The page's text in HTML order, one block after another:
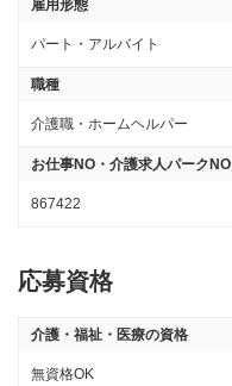
雇用形態
パート・アルバイト
職種
介護職・ホームヘルパー
お仕事NO・介護求人パークNO
867422
応募資格
介護・福祉・医療の資格
無資格OK